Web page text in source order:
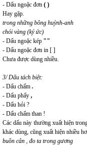
- Dấu ngoặc đơn ( )
Hay gặp.
trong những bông huỳnh-anh
chói vàng (ký ức)
- Dấu ngoặc kép ""
- Dấu ngoặc đơn in [ ]
Chưa được dùng nhiều.
3/ Dấu tách biệt:
- Dấu chấm .
- Dấu phẩy ,
- Dấu hỏi ?
- Dấu chấm than !
Các dấu này thường xuất hiện
khác dùng, cũng xuất hiện nhiều
buồn cân , đo ta trong gương